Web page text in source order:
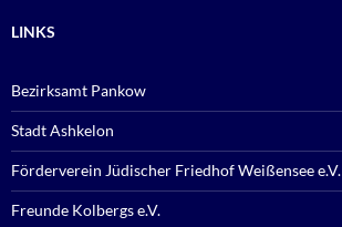
LINKS
Bezirksamt Pankow
Stadt Ashkelon
Förderverein Jüdischer Friedhof Weißensee e.V.
Freunde Kolbergs e.V.